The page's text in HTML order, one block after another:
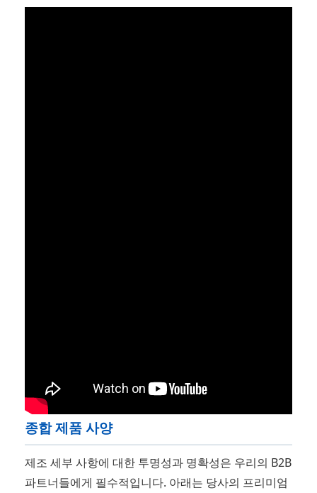
종합 제품 사양
제조 세부 사항에 대한 투명성과 명확성은 우리의 B2B
파트너들에게 필수적입니다. 아래는 당사의 프리미엄